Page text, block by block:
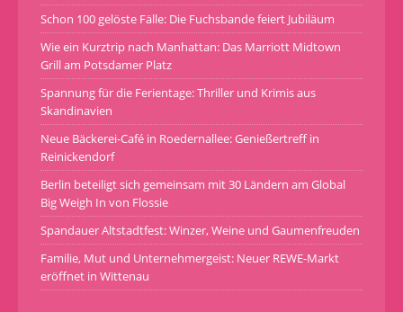
Schon 100 gelöste Fälle: Die Fuchsbande feiert Jubiläum
Wie ein Kurztrip nach Manhattan: Das Marriott Midtown
Grill am Potsdamer Platz
Spannung für die Ferientage: Thriller und Krimis aus
Skandinavien
Neue Bäckerei-Café in Roedernallee: Genießertreff in
Reinickendorf
Berlin beteiligt sich gemeinsam mit 30 Ländern am Global
Big Weigh In von Flossie
Spandauer Altstadtfest: Winzer, Weine und Gaumenfreuden
Familie, Mut und Unternehmergeist: Neuer REWE-Markt
eröffnet in Wittenau